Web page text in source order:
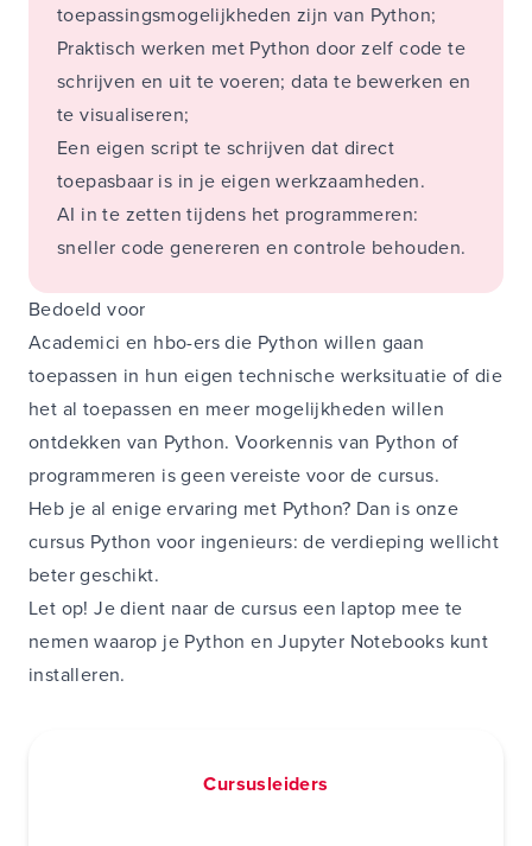
toepassingsmogelijkheden zijn van Python;
Praktisch werken met Python door zelf code te
schrijven en uit te voeren; data te bewerken en
te visualiseren;
Een eigen script te schrijven dat direct
toepasbaar is in je eigen werkzaamheden.
AI in te zetten tijdens het programmeren:
sneller code genereren en controle behouden.
Bedoeld voor
Academici en hbo-ers die Python willen gaan
toepassen in hun eigen technische werksituatie of die
het al toepassen en meer mogelijkheden willen
ontdekken van Python. Voorkennis van Python of
programmeren is geen vereiste voor de cursus.
Heb je al enige ervaring met Python? Dan is onze
cursus Python voor ingenieurs: de verdieping wellicht
beter geschikt.
Let op! Je dient naar de cursus een laptop mee te
nemen waarop je Python en Jupyter Notebooks kunt
installeren.
Cursusleiders